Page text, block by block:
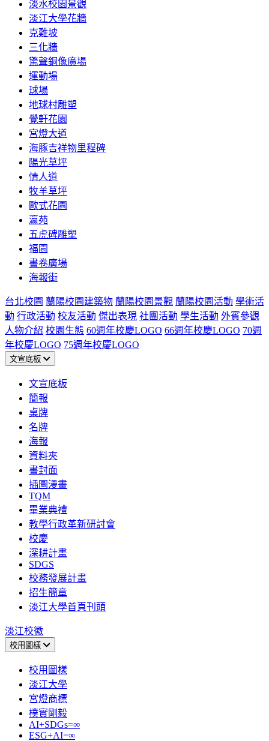
淡水校園景觀
淡江大學花牆
克難坡
三化牆
驚聲銅像廣場
運動場
球場
地球村雕塑
覺軒花園
宮燈大道
海豚吉祥物里程碑
陽光草坪
情人道
牧羊草坪
歐式花園
瀛苑
五虎碑雕塑
福園
書卷廣場
海報街
台北校園 蘭陽校園建築物 蘭陽校園景觀 蘭陽校園活動 學術活
動 行政活動 校友活動 傑出表現 社團活動 學生活動 外賓參觀
人物介紹 校園生態 60週年校慶LOGO 66週年校慶LOGO 70週
年校慶LOGO 75週年校慶LOGO
文宣底板
文宣底板
簡報
桌牌
名牌
海報
資料夾
書封面
插圖漫畫
TQM
畢業典禮
教學行政革新研討會
校慶
深耕計畫
SDGS
校務發展計畫
招生簡章
淡江大學首頁刊頭
淡江校徽
校用圖樣
校用圖樣
淡江大學
宮燈商標
樸實剛毅
AI+SDGs=∞
ESG+AI=∞